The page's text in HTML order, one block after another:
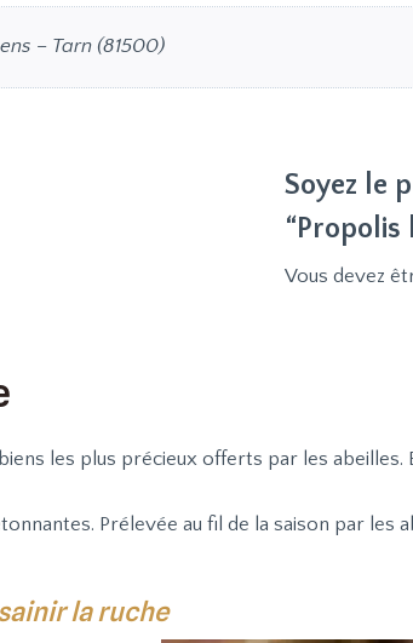
– Tarn (81500)
Soyez le
“Propolis
Vous devez
les plus précieux offerts par les
Prélevée au fil de la saison par les
la ruche